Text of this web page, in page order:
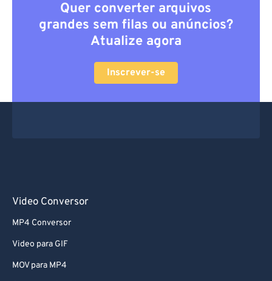
Quer converter arquivos
grandes sem filas ou anúncios?
Atualize agora
Inscrever-se
Video Conversor
MP4 Conversor
Video para GIF
MOV para MP4